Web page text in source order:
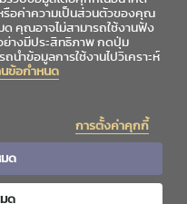
เข้าสู่ระบบ
สถิติผู้เข้าชม | 4,876,135
Library. All rights reserved
รือค่าความเป็นส่วนตัวของคุณ
คุณอาจไม่สามารถใช้งานฟัง
ย่างมีประสิทธิภาพ กดปุ่ม
นำข้อมูลการใช้งานไปวิเคราะห์
นข้อกำหนด
การตั้งค่าคุกกี้
ด
ด